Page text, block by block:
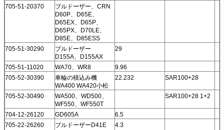
705-51-20370
ブルドーザー、CRN
D60P、D65E、
D65EX、D65P、
D65PX、D70LE、
D85E、D85ESS
705-51-30290
ブルドーザー
D155A、D155AX
29
705-51-11020 WA70、WR8
9.96
705-52-30390
車輪の積込み機
WA400 WA420小松
22.232 SAR100+28
705-52-30490
WA500、WD500、
WF550、WF550T
SAR100+28 1+2
704-12-26120 GD605A
6.5
705-22-26260
ブルドーザーD41E
4.3